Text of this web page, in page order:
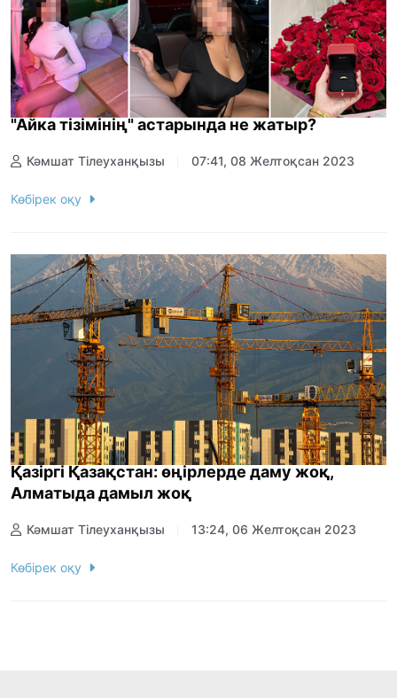
"Айка тізімінің" астарында не жатыр?
Кәмшат Тілеуханқызы 07:41, 08 Желтоқсан 2023
Көбірек оқу
Қазіргі Қазақстан: өңірлерде даму жоқ,
Алматыда дамыл жоқ
Кәмшат Тілеуханқызы 13:24, 06 Желтоқсан 2023
Көбірек оқу